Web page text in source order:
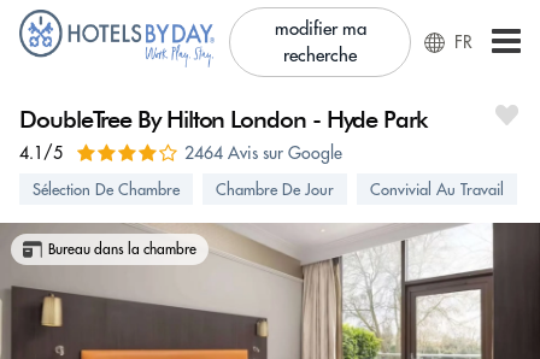
modifier ma
recherche
FR
DoubleTree By Hilton London - Hyde Park
4.1/5 2464 Avis sur Google
Sélection De Chambre Chambre De Jour Convivial Au Travail
Bureau dans la chambre